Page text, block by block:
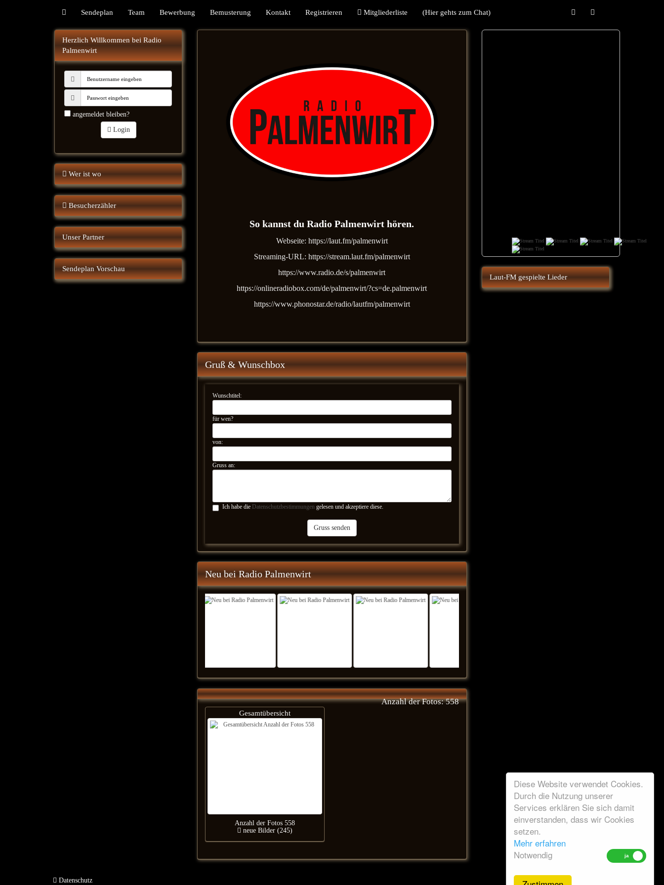
Diese Website verwendet Cookies.
Durch die Nutzung unserer
Services erklären Sie sich damit
einverstanden, dass wir Cookies
setzen.
Mehr erfahren
Notwendig
Sendeplan Team Bewerbung Bemusterung Kontakt Registrieren Mitgliederliste (Hier gehts zum Chat)
Herzlich Willkommen bei Radio
Palmenwirt
angemeldet bleiben?
Login
Wer ist wo
Besucherzähler
Unser Partner
Sendeplan Vorschau
So kannst du Radio Palmenwirt hören.
Webseite: https://laut.fm/palmenwirt
Streaming-URL: https://stream.laut.fm/palmenwirt
https://www.radio.de/s/palmenwirt
https://onlineradiobox.com/de/palmenwirt/?cs=de.palmenwirt
https://www.phonostar.de/radio/lautfm/palmenwirt
Gruß & Wunschbox
Wunschtitel:
für wen?
von:
Gruss an:
Ich habe die Datenschutzbestimmungen gelesen und akzeptiere diese.
Gruss senden
Neu bei Radio Palmenwirt
Anzahl der Fotos: 558
Gesamtübersicht
Anzahl der Fotos 558
neue Bilder (245)
Laut-FM gespielte Lieder
Datenschutz